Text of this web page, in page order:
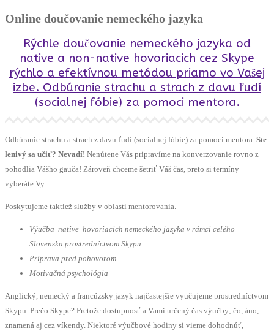
Online doučovanie nemeckého jazyka
Rýchle doučovanie nemeckého jazyka od
native a non-native hovoriacich cez Skype
rýchlo a efektívnou metódou priamo vo Vašej
izbe. Odbúranie strachu a strach z davu ľudí
(socialnej fóbie) za pomoci mentora.
Odbúranie strachu a strach z davu ľudí (socialnej fóbie) za pomoci mentora. Ste
lenivý sa učiť? Nevadí! Nenútene Vás pripravíme na konverzovanie rovno z
pohodlia Vášho gauča! Zároveň chceme šetriť Váš čas, preto si termíny
vyberáte Vy.
Poskytujeme taktiež služby v oblasti mentorovania.
Výučba native hovoriacich nemeckého jazyka v rámci celého
Slovenska prostredníctvom Skypu
Príprava pred pohovorom
Motivačná psychológia
Anglický, nemecký a francúzsky jazyk najčastejšie vyučujeme prostredníctvom
Skypu. Prečo Skype? Pretože dostupnosť a Vami určený čas výučby; čo, áno,
znamená aj cez víkendy. Niektoré výučbové hodiny si vieme dohodnúť,